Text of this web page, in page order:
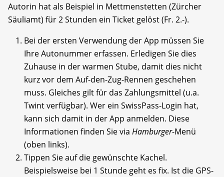
Autorin hat als Beispiel in Mettmenstetten (Zürcher
Säuliamt) für 2 Stunden ein Ticket gelöst (Fr. 2.-).
Bei der ersten Verwendung der App müssen Sie
Ihre Autonummer erfassen. Erledigen Sie dies
Zuhause in der warmen Stube, damit dies nicht
kurz vor dem Auf-den-Zug-Rennen geschehen
muss. Gleiches gilt für das Zahlungsmittel (u.a.
Twint verfügbar). Wer ein SwissPass-Login hat,
kann sich damit in der App anmelden. Diese
Informationen finden Sie via Hamburger-Menü
(oben links).
Tippen Sie auf die gewünschte Kachel.
Beispielsweise bei 1 Stunde geht es fix. Ist die GPS-